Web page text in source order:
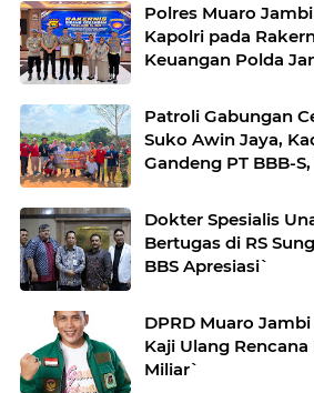
Polres Muaro
Kapolri pada
Keuangan Polda
Patroli Gabungan
Suko Awin Jaya,
Gandeng PT BBB-
Dokter Spesialis
Bertugas di RS
BBS Apresiasi`
DPRD Muaro
Kaji Ulang
Miliar`